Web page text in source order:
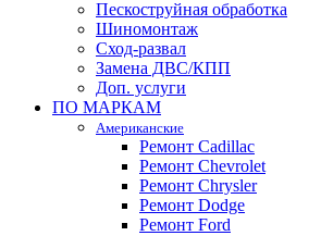
Пескоструйная обработка
Шиномонтаж
Сход-развал
Замена ДВС/КПП
Доп. услуги
ПО МАРКАМ
Американские
Ремонт Cadillac
Ремонт Chevrolet
Ремонт Chrysler
Ремонт Dodge
Ремонт Ford